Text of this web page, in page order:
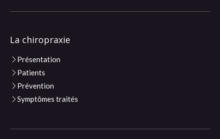
La chiropraxie
Présentation
Patients
Prévention
Symptômes traités